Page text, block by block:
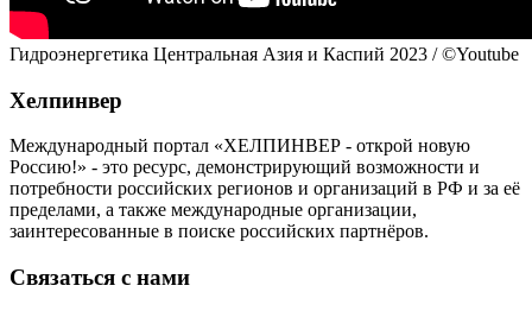
Гидроэнергетика Центральная Азия и Каспий 2023 / ©Youtube
Хелпинвер
Международный портал «ХЕЛПИНВЕР - открой новую
Россию!» - это ресурс, демонстрирующий возможности и
потребности российских регионов и организаций в РФ и за её
пределами, а также международные организации,
заинтересованные в поиске российских партнёров.
Связаться с нами